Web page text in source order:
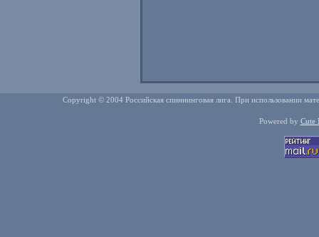
Copyright © 2004 Российская спиннинговая лига. При использовании
Powered by Cute